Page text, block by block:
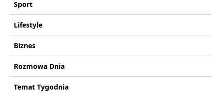
Sport
Lifestyle
Biznes
Rozmowa Dnia
Temat Tygodnia